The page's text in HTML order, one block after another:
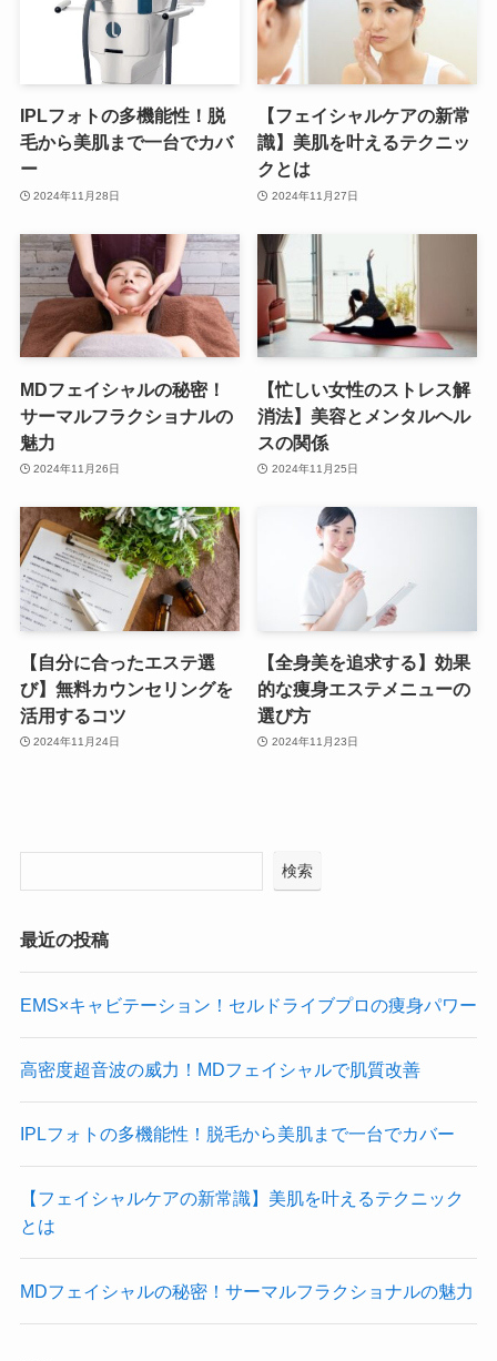
IPLフォトの多機能性！脱
毛から美肌まで一台でカバ
ー
2024年11月28日
【フェイシャルケアの新常
識】美肌を叶えるテクニッ
クとは
2024年11月27日
MDフェイシャルの秘密！
サーマルフラクショナルの
魅力
2024年11月26日
【忙しい女性のストレス解
消法】美容とメンタルヘル
スの関係
2024年11月25日
【自分に合ったエステ選
び】無料カウンセリングを
活用するコツ
2024年11月24日
【全身美を追求する】効果
的な痩身エステメニューの
選び方
2024年11月23日
検索
最近の投稿
EMS×キャビテーション！セルドライブプロの痩身パワー
高密度超音波の威力！MDフェイシャルで肌質改善
IPLフォトの多機能性！脱毛から美肌まで一台でカバー
【フェイシャルケアの新常識】美肌を叶えるテクニック
とは
MDフェイシャルの秘密！サーマルフラクショナルの魅力